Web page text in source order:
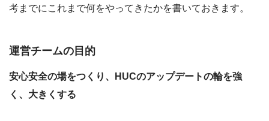
考までにこれまで何をやってきたかを書いておきます。
運営チームの目的
安心安全の場をつくり、HUCのアップデートの輪を強
く、大きくする